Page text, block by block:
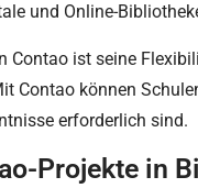
und Online-
Contao ist seine
Contao können
erforderlich sind.
Projekte in